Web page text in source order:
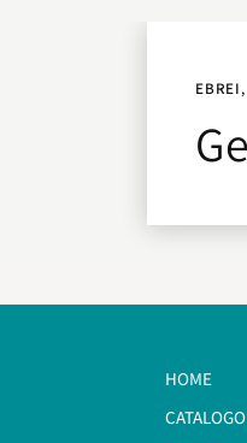
EBREI,
HOME
CATALOGO